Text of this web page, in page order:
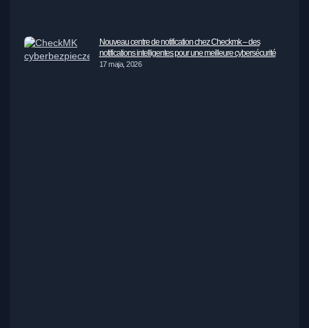
Nouveau centre de notification chez Checkmk – des
notifications intelligentes pour une meilleure cybersécurité
17 maja, 2026